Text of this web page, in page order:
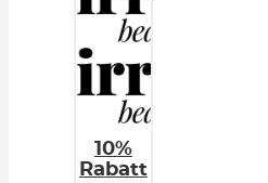
10%
Rabatt